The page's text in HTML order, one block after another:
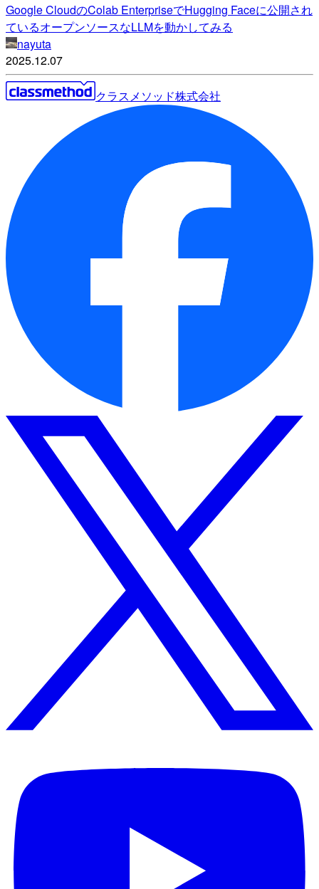
Google CloudのColab EnterpriseでHugging Faceに公開され
ているオープンソースなLLMを動かしてみる
nayuta
2025.12.07
クラスメソッド株式会社